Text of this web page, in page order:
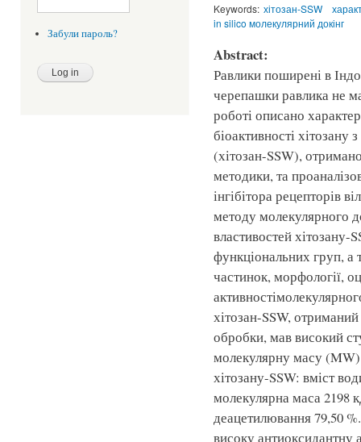
Забули пароль?
Keywords: хітозан-SSW
in silico молекулярний докінг
Abstract:
Равлики поширені в
черепашки равлика не
роботі описано
біоактивності хітозану
(хітозан-SSW),
методики, та
інгібітора рецепторів
методу молекулярного
властивостей хітозану-
функціональних груп, а
частинок, морфології,
хітозан-SSW,
обробки, мав високий
молекулярну масу
хітозану-SSW: вміст
молекулярна маса 2198
деацетилювання 79,50
високу антиоксидантну